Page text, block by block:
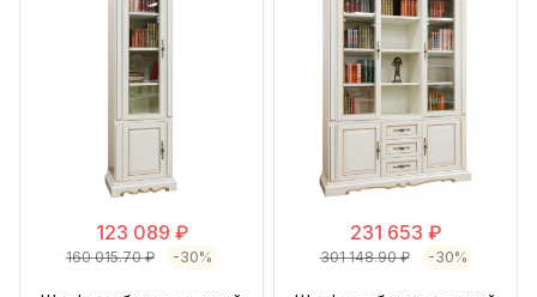
123 089 ₽
160 015.70₽ -30%
231 653 ₽
301 148.90₽ -30%